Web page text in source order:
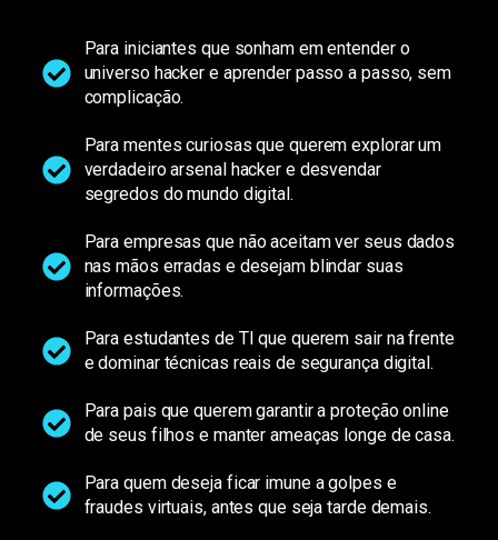
Para iniciantes que sonham em entender o
universo hacker e aprender passo a passo, sem
complicação.
Para mentes curiosas que querem explorar um
verdadeiro arsenal hacker e desvendar
segredos do mundo digital.
Para empresas que não aceitam ver seus dados
nas mãos erradas e desejam blindar suas
informações.
Para estudantes de TI que querem sair na frente
e dominar técnicas reais de segurança digital.
Para pais que querem garantir a proteção online
de seus filhos e manter ameaças longe de casa.
Para quem deseja ficar imune a golpes e
fraudes virtuais, antes que seja tarde demais.